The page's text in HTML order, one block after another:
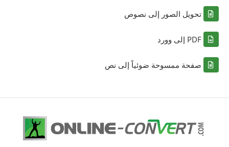
تحويل الصور إلى نصوص
PDF إلى وورد
صفحة ممسوحة ضوئياً إلى نص